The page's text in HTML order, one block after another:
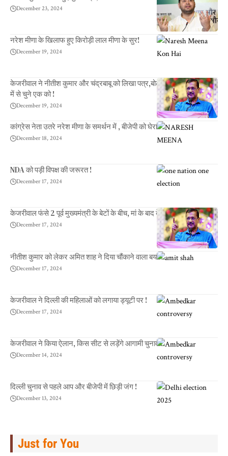
December 23, 2024
नरेश मीणा के खिलाफ हुए किरोड़ी लाल मीणा के सुर!
December 19, 2024
केजरीवाल ने नीतीश कुमार और चंद्रबाबू को लिखा पत्र,बोले बीजेपी और आंबेडकर
में से चुने एक को !
December 19, 2024
कांग्रेस नेता उतरे नरेश मीणा के समर्थन में , बीजेपी को घेरा!
December 18, 2024
NDA को पड़ी विपक्ष की जरूरत !
December 17, 2024
केजरीवाल फंसे 2 पूर्व मुख्यमंत्री के बेटों के बीच, मां के बाद बेटे को देंगे शिकस्त!
December 17, 2024
नीतीश कुमार को लेकर अमित शाह ने दिया चौंकाने वाला बयान
December 17, 2024
केजरीवाल ने दिल्ली की महिलाओं को लगाया ड्यूटी पर !
December 17, 2024
केजरीवाल ने किया ऐलान, किस सीट से लड़ेंगे आगामी चुनाव !
December 14, 2024
दिल्ली चुनाव से पहले आप और बीजेपी में छिड़ी जंग !
December 13, 2024
Just for You